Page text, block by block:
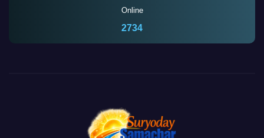
Online
2734